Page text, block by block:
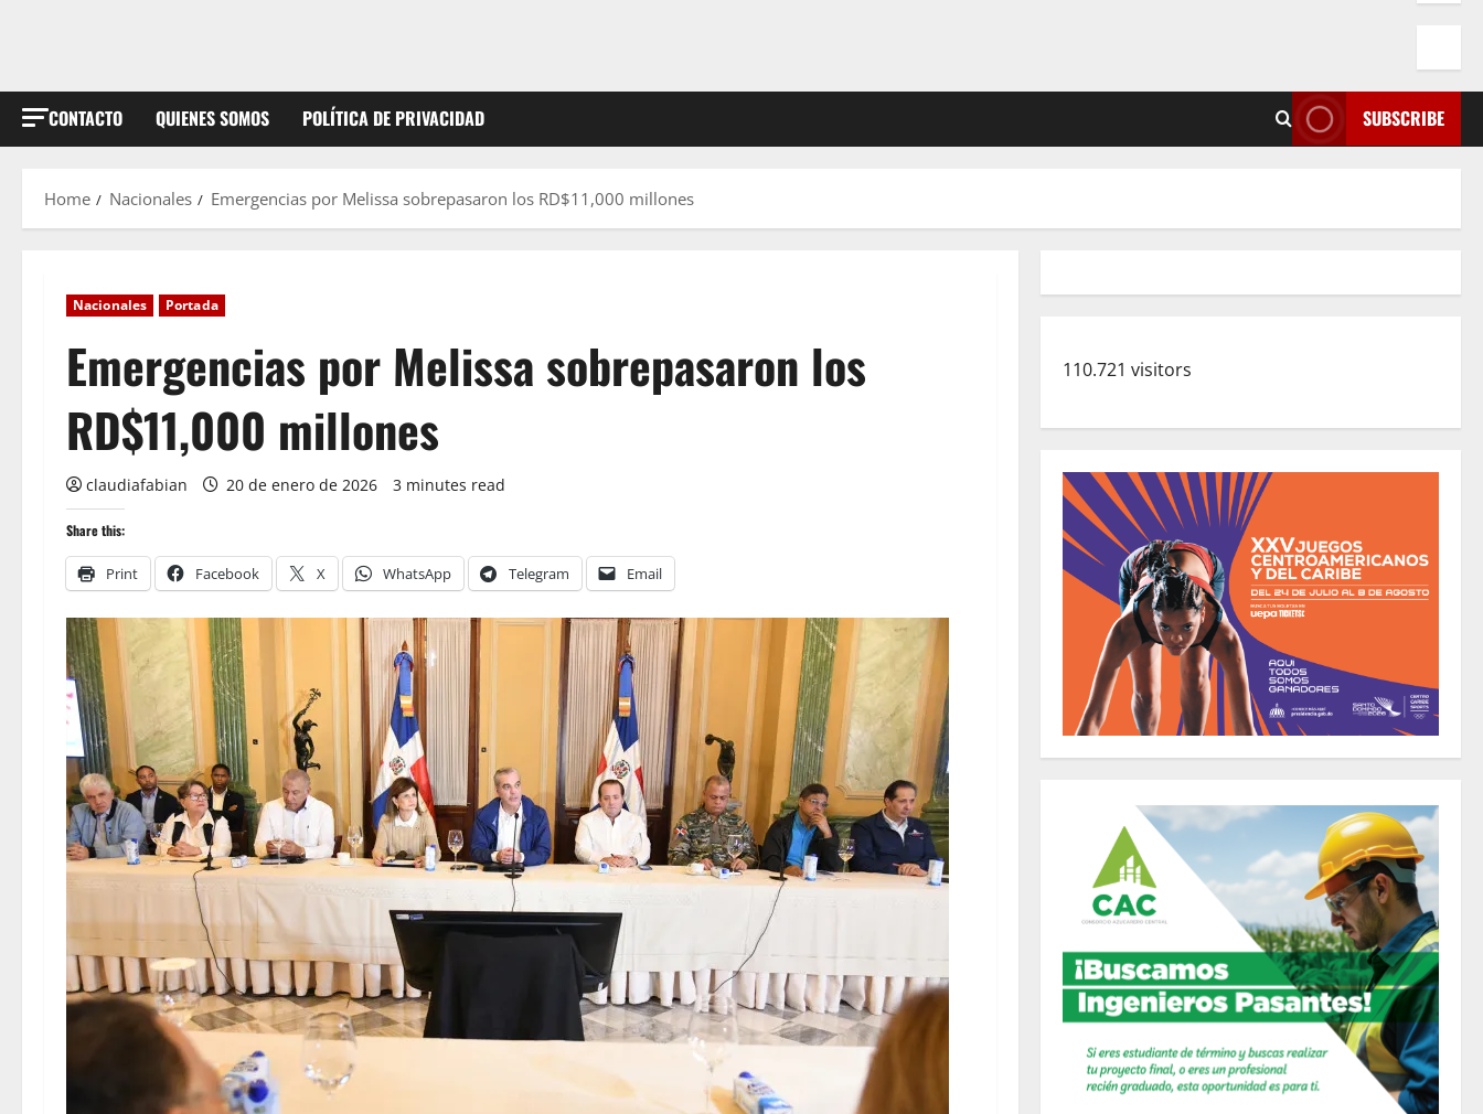
CONTACTO QUIENES SOMOS POLÍTICA DE PRIVACIDAD SUBSCRIBE
Home Nacionales Emergencias por Melissa sobrepasaron los RD$11,000 millones
Nacionales Portada
Emergencias por Melissa sobrepasaron los
RD$11,000 millones
claudiafabian 20 de enero de 2026 3 minutes read
Share this:
Print Facebook X WhatsApp Telegram Email
110.721 visitors